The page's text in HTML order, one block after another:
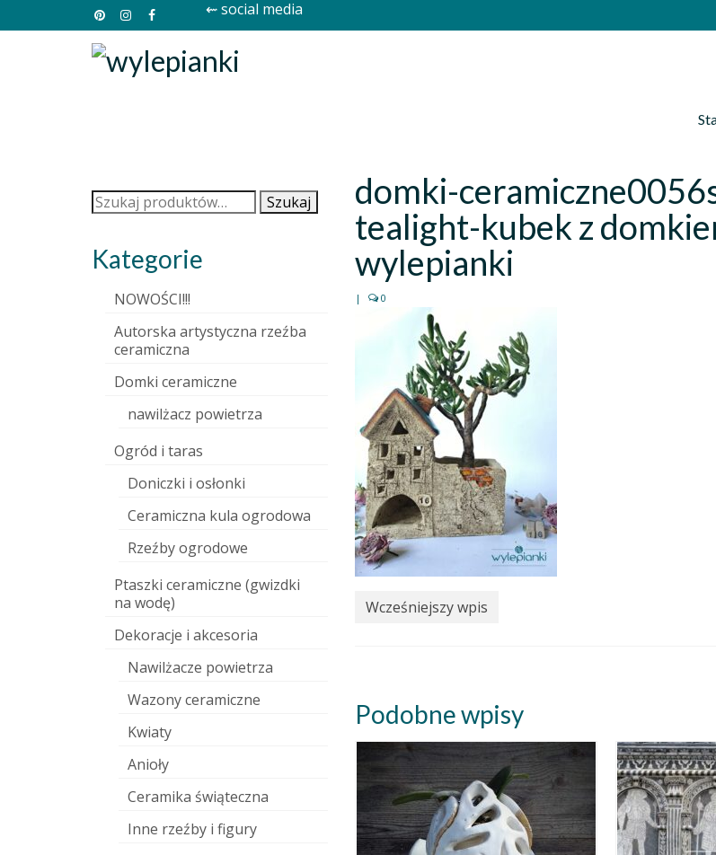
⇜ social media
domki-
tealight-kubek z
wylepianki
| 0
Wcześniejszy wpis
Podobne wpisy
Szukaj: Szukaj
Kategorie
NOWOŚCI!!!
Autorska artystyczna rzeźba
ceramiczna
Domki ceramiczne
nawilżacz powietrza
Ogród i taras
Doniczki i osłonki
Ceramiczna kula ogrodowa
Rzeźby ogrodowe
Ptaszki ceramiczne (gwizdki
na wodę)
Dekoracje i akcesoria
Nawilżacze powietrza
Wazony ceramiczne
Kwiaty
Anioły
Ceramika świąteczna
Inne rzeźby i figury